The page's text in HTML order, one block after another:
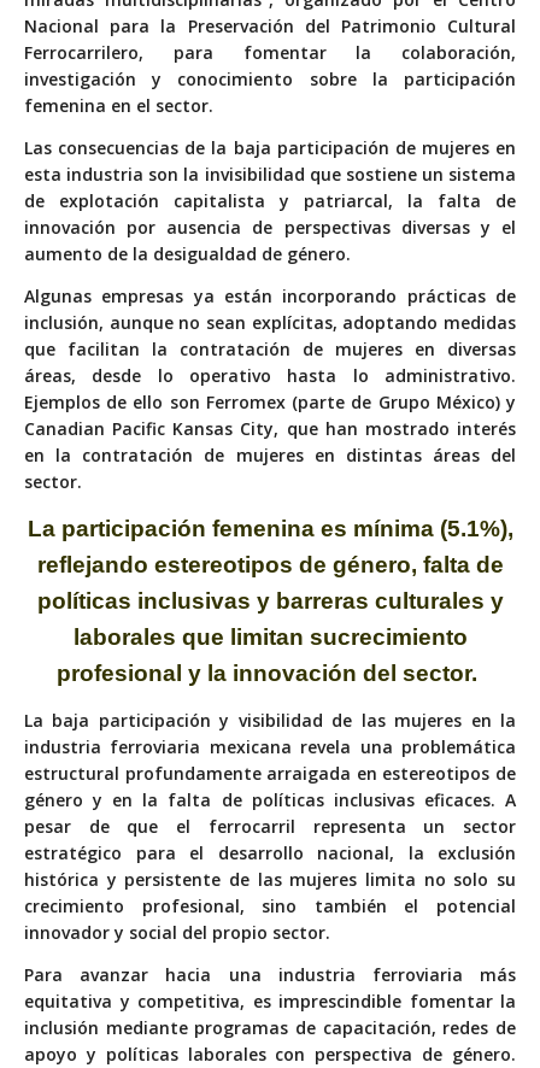
Nacional para la Preservación del Patrimonio Cultural
Ferrocarrilero, para fomentar la colaboración,
investigación y conocimiento sobre la participación
femenina en el sector.
Las consecuencias de la baja participación de mujeres en
esta industria son la invisibilidad que sostiene un sistema
de explotación capitalista y patriarcal, la falta de
innovación por ausencia de perspectivas diversas y el
aumento de la desigualdad de género.
Algunas empresas ya están incorporando prácticas de
inclusión, aunque no sean explícitas, adoptando medidas
que facilitan la contratación de mujeres en diversas
áreas, desde lo operativo hasta lo administrativo.
Ejemplos de ello son Ferromex (parte de Grupo México) y
Canadian Pacific Kansas City, que han mostrado interés
en la contratación de mujeres en distintas áreas del
sector.
La participación femenina es mínima (5.1%),
reflejando estereotipos de género, falta de
políticas inclusivas y barreras culturales y
laborales que limitan sucrecimiento
profesional y la innovación del sector.
La baja participación y visibilidad de las mujeres en la
industria ferroviaria mexicana revela una problemática
estructural profundamente arraigada en estereotipos de
género y en la falta de políticas inclusivas eficaces. A
pesar de que el ferrocarril representa un sector
estratégico para el desarrollo nacional, la exclusión
histórica y persistente de las mujeres limita no solo su
crecimiento profesional, sino también el potencial
innovador y social del propio sector.
Para avanzar hacia una industria ferroviaria más
equitativa y competitiva, es imprescindible fomentar la
inclusión mediante programas de capacitación, redes de
apoyo y políticas laborales con perspectiva de género.